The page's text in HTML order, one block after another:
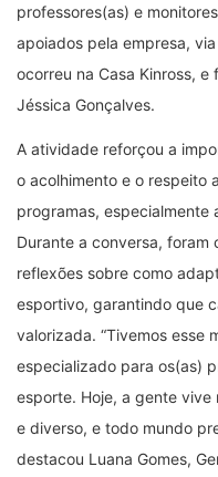
professores(as) e
apoiados pela empresa,
ocorreu na Casa Kinross,
Jéssica Gonçalves.
A atividade reforçou a
o acolhimento e o respeito
programas, especialmente
Durante a conversa, foram
reflexões sobre como
esportivo, garantindo que
valorizada. “Tivemos esse
especializado para os(as)
esporte. Hoje, a gente
e diverso, e todo mundo
destacou Luana Gomes,